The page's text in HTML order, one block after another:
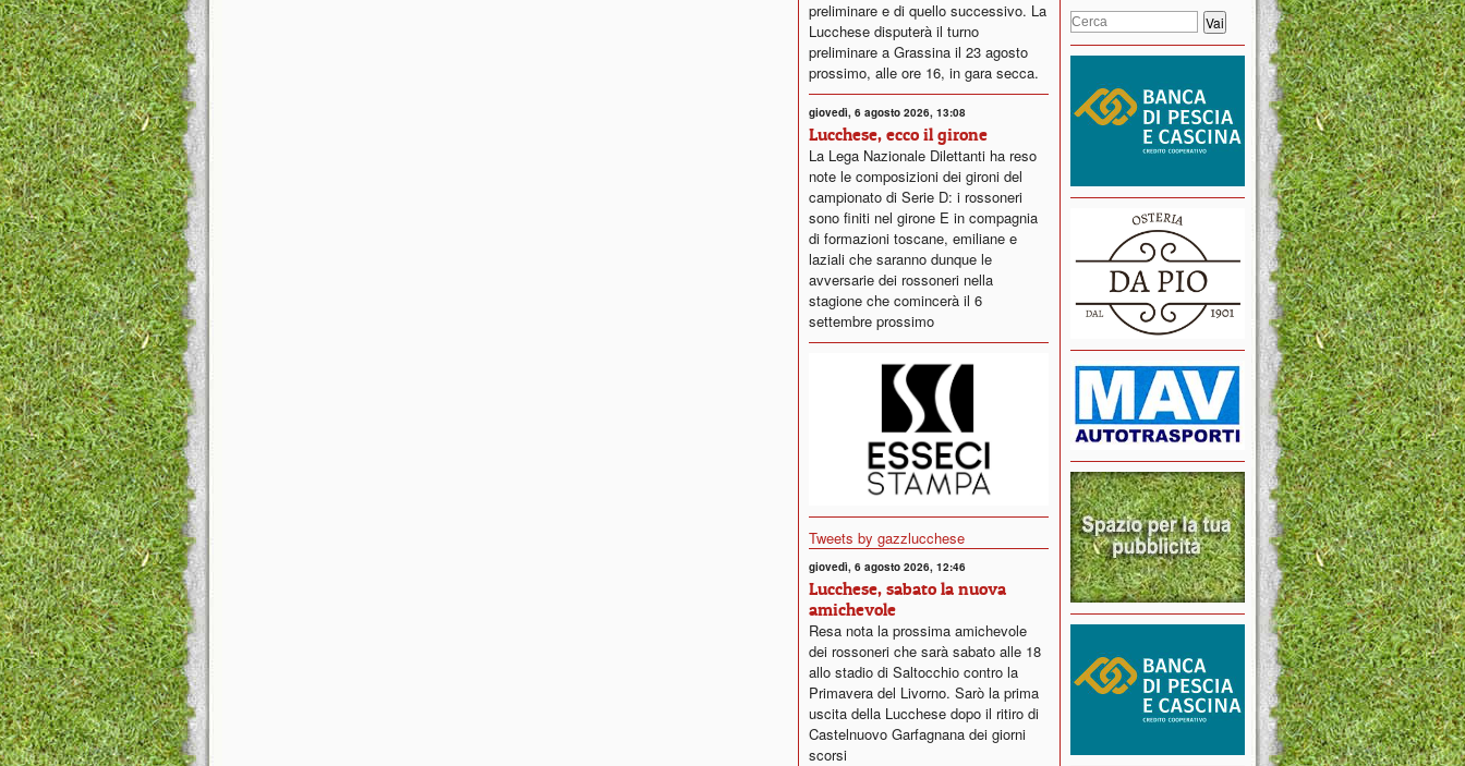
preliminare e di quello successivo. La
Lucchese disputerà il turno
preliminare a Grassina il 23 agosto
prossimo, alle ore 16, in gara secca.
giovedì, 6 agosto 2026, 13:08
Lucchese, ecco il girone
La Lega Nazionale Dilettanti ha reso
note le composizioni dei gironi del
campionato di Serie D: i rossoneri
sono finiti nel girone E in compagnia
di formazioni toscane, emiliane e
laziali che saranno dunque le
avversarie dei rossoneri nella
stagione che comincerà il 6
settembre prossimo
Tweets by gazzlucchese
giovedì, 6 agosto 2026, 12:46
Lucchese, sabato la nuova
amichevole
Resa nota la prossima amichevole
dei rossoneri che sarà sabato alle 18
allo stadio di Saltocchio contro la
Primavera del Livorno. Sarò la prima
uscita della Lucchese dopo il ritiro di
Castelnuovo Garfagnana dei giorni
scorsi